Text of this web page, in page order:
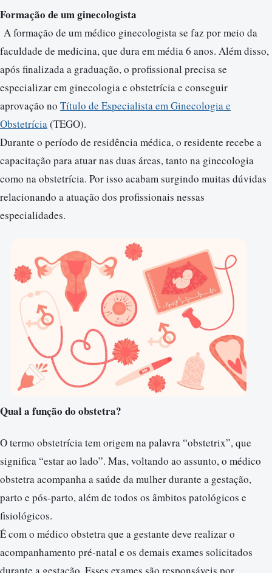
Formação de um ginecologista
A formação de um médico ginecologista se faz por meio da
faculdade de medicina, que dura em média 6 anos. Além disso,
após finalizada a graduação, o profissional precisa se
especializar em ginecologia e obstetrícia e conseguir
aprovação no Título de Especialista em Ginecologia e
Obstetrícia(TEGO).
Durante o período de residência médica, o residente recebe a
capacitação para atuar nas duas áreas, tanto na ginecologia
como na obstetrícia. Por isso acabam surgindo muitas dúvidas
relacionando a atuação dos profissionais nessas
especialidades.
Qual a função do obstetra?
O termo obstetrícia tem origem na palavra “obstetrix”, que
significa “estar ao lado”. Mas, voltando ao assunto, o médico
obstetra acompanha a saúde da mulher durante a gestação,
parto e pós-parto, além de todos os âmbitos patológicos e
fisiológicos.
É com o médico obstetra que a gestante deve realizar o
acompanhamento pré-natal e os demais exames solicitados